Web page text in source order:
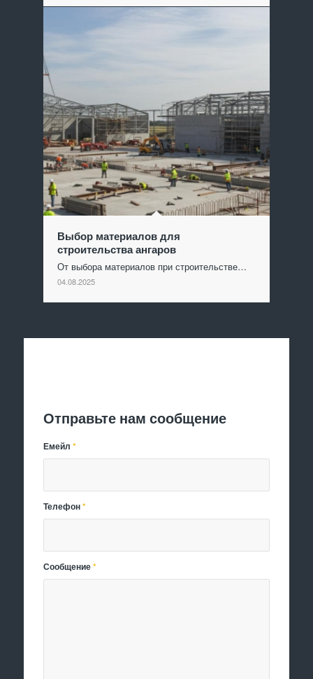
Выбор материалов для
строительства ангаров
От выбора материалов при строительстве…
04.08.2025
Отправьте нам сообщение
Емейл*
Телефон*
Сообщение*